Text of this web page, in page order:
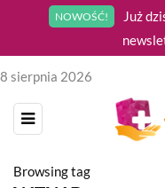
NOWOŚĆ!
Już
8 sierpnia 2026
Browsing tag